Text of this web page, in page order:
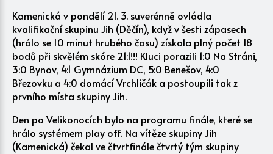
Kamenická v pondělí 21. 3. suverénně ovládla
kvalifikační skupinu Jih (Děčín), když v šesti zápasech
(hrálo se 10 minut hrubého času) získala plný počet 18
bodů při skvělém skóre 21:1!!! Kluci porazili 1:0 Na Stráni,
3:0 Bynov, 4:1 Gymnázium DC, 5:0 Benešov, 4:0
Březovku a 4:0 domácí Vrchličák a postoupili tak z
prvního místa skupiny Jih.
Den po Velikonocích bylo na programu finále, které se
hrálo systémem play off. Na vítěze skupiny Jih
(Kamenická) čekal ve čtvrtfinále čtvrtý tým skupiny